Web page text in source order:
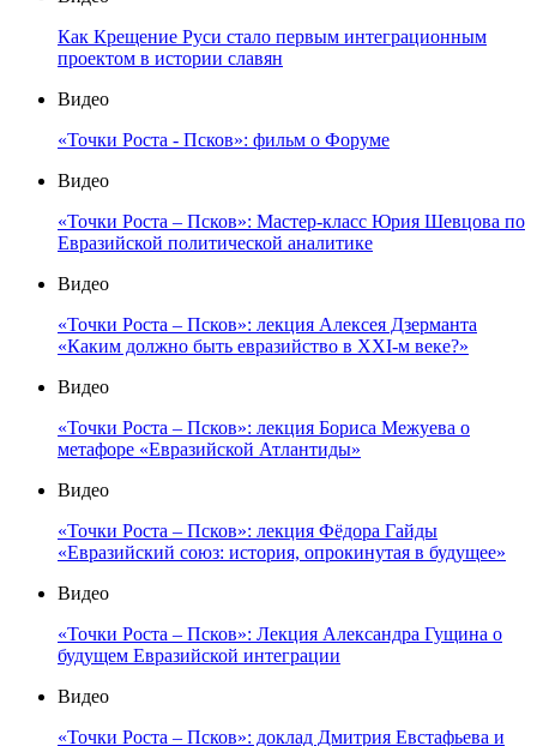
Как Крещение Руси стало первым интеграционным
проектом в истории славян
Видео
«Точки Роста - Псков»: фильм о Форуме
Видео
«Точки Роста – Псков»: Мастер-класс Юрия Шевцова по
Евразийской политической аналитике
Видео
«Точки Роста – Псков»: лекция Алексея Дзерманта
«Каким должно быть евразийство в XXI-м веке?»
Видео
«Точки Роста – Псков»: лекция Бориса Межуева о
метафоре «Евразийской Атлантиды»
Видео
«Точки Роста – Псков»: лекция Фёдора Гайды
«Евразийский союз: история, опрокинутая в будущее»
Видео
«Точки Роста – Псков»: Лекция Александра Гущина о
будущем Евразийской интеграции
Видео
«Точки Роста – Псков»: доклад Дмитрия Евстафьева и